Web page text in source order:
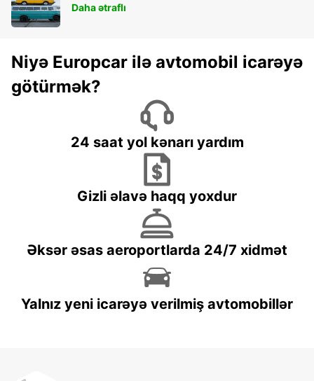
Daha ətraflı
Niyə Europcar ilə avtomobil icarəyə
götürmək?
24 saat yol kənarı yardım
Gizli əlavə haqq yoxdur
Əksər əsas aeroportlarda 24/7 xidmət
Yalnız yeni icarəyə verilmiş avtomobillər